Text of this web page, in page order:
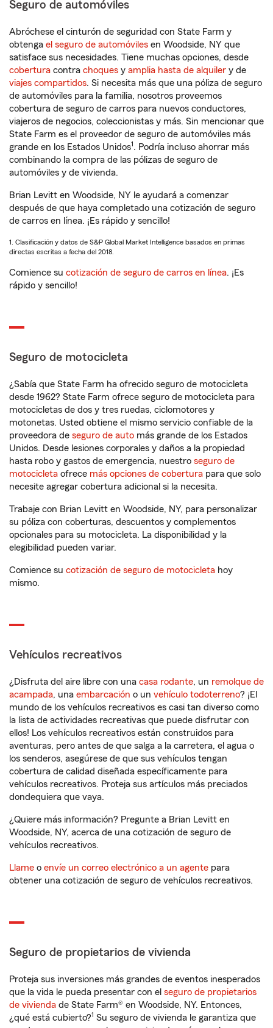
Seguro de automóviles
Abróchese el cinturón de seguridad con State Farm y
obtenga el seguro de automóviles en Woodside, NY que
satisface sus necesidades. Tiene muchas opciones, desde
cobertura contra choques y amplia hasta de alquiler y de
viajes compartidos. Si necesita más que una póliza de seguro
de automóviles para la familia, nosotros proveemos
cobertura de seguro de carros para nuevos conductores,
viajeros de negocios, coleccionistas y más. Sin mencionar que
State Farm es el proveedor de seguro de automóviles más
grande en los Estados Unidos1. Podría incluso ahorrar más
combinando la compra de las pólizas de seguro de
automóviles y de vivienda.
Brian Levitt en Woodside, NY le ayudará a comenzar
después de que haya completado una cotización de seguro
de carros en línea. ¡Es rápido y sencillo!
1. Clasificación y datos de S&P Global Market Intelligence basados en primas
directas escritas a fecha del 2018.
Comience su cotización de seguro de carros en línea. ¡Es
rápido y sencillo!
Seguro de motocicleta
¿Sabía que State Farm ha ofrecido seguro de motocicleta
desde 1962? State Farm ofrece seguro de motocicleta para
motocicletas de dos y tres ruedas, ciclomotores y
motonetas. Usted obtiene el mismo servicio confiable de la
proveedora de seguro de auto más grande de los Estados
Unidos. Desde lesiones corporales y daños a la propiedad
hasta robo y gastos de emergencia, nuestro seguro de
motocicleta ofrece más opciones de cobertura para que solo
necesite agregar cobertura adicional si la necesita.
Trabaje con Brian Levitt en Woodside, NY, para personalizar
su póliza con coberturas, descuentos y complementos
opcionales para su motocicleta. La disponibilidad y la
elegibilidad pueden variar.
Comience su cotización de seguro de motocicleta hoy
mismo.
Vehículos recreativos
¿Disfruta del aire libre con una casa rodante, un remolque de
acampada, una embarcación o un vehículo todoterreno? ¡El
mundo de los vehículos recreativos es casi tan diverso como
la lista de actividades recreativas que puede disfrutar con
ellos! Los vehículos recreativos están construidos para
aventuras, pero antes de que salga a la carretera, el agua o
los senderos, asegúrese de que sus vehículos tengan
cobertura de calidad diseñada específicamente para
vehículos recreativos. Proteja sus artículos más preciados
dondequiera que vaya.
¿Quiere más información? Pregunte a Brian Levitt en
Woodside, NY, acerca de una cotización de seguro de
vehículos recreativos.
Llame o envíe un correo electrónico a un agente para
obtener una cotización de seguro de vehículos recreativos.
Seguro de propietarios de vivienda
Proteja sus inversiones más grandes de eventos inesperados
que la vida le pueda presentar con el seguro de propietarios
de vivienda de State Farm® en Woodside, NY. Entonces,
¿qué está cubierto?1 Su seguro de vivienda le garantiza que